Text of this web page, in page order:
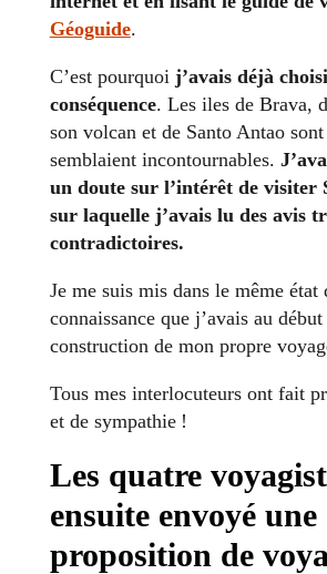
Géoguide.
C’est pourquoi j’avais déjà
conséquence. Les iles de Brava,
son volcan et de Santo Antao
semblaient incontournables.
un doute sur l’intérêt de visiter
sur laquelle j’avais lu des avis
contradictoires.
Je me suis mis dans le même état
connaissance que j’avais au
construction de mon propre
Tous mes interlocuteurs ont fait
et de sympathie !
Les quatre
ensuite envoyé une
proposition de